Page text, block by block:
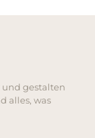
und gestalten
alles, was